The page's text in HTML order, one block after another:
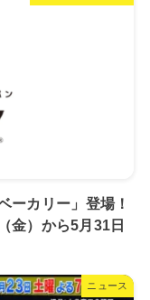
ーカリー」登場！
金）から5月31日
ニュース